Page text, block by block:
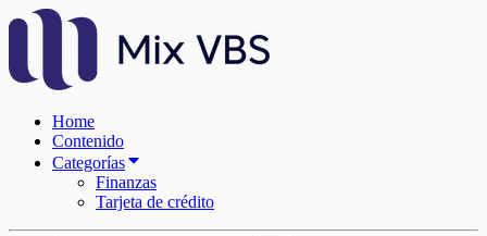
Home
Contenido
Categorías
Finanzas
Tarjeta de crédito